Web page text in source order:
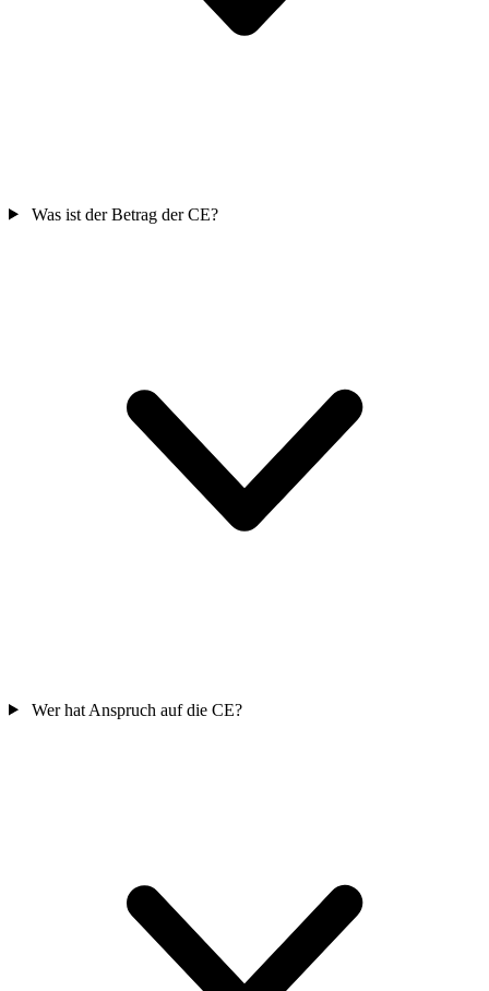
Was ist der Betrag der CE?
Wer hat Anspruch auf die CE?